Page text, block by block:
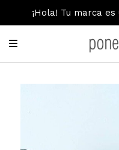
¡Hola! Tu marca